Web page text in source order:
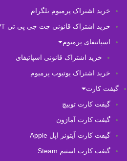
خرید اشتراک پرمیوم تلگرام
خرید اشتراک قانونی چت جی پی تی ChatGPT
اسپاتیفای پرمیوم
خرید اشتراک قانونی اسپاتیفای
خرید اشتراک یوتیوب پرمیوم
گیفت کارت
گیفت کارت توییچ
گیفت کارت آمازون
گیفت کارت آیتونز اپل Apple
گیفت کارت استیم Steam